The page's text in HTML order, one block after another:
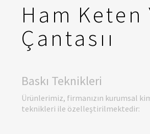
Ham Keten
Çantasıı
Baskı Teknikleri
Ürünlerimiz, firmanızın kurumsal
teknikleri ile özelleştirilmektedir: